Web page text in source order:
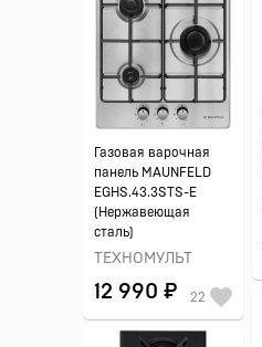
Газовая варочная
панель MAUNFELD
EGHS.43.3STS-E
(Нержавеющая
сталь)
ТЕХНОМУЛЬТ
12 990 ₽ 22